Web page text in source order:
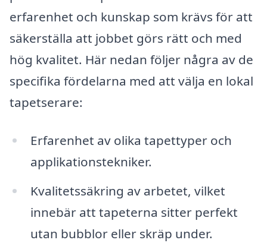
erfarenhet och kunskap som krävs för att
säkerställa att jobbet görs rätt och med
hög kvalitet. Här nedan följer några av de
specifika fördelarna med att välja en lokal
tapetserare:
Erfarenhet av olika tapettyper och
applikationstekniker.
Kvalitetssäkring av arbetet, vilket
innebär att tapeterna sitter perfekt
utan bubblor eller skräp under.